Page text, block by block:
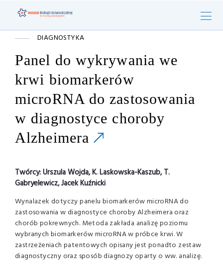
DIAGNOSTYKA
Panel do wykrywania we
krwi biomarkerów
microRNA do zastosowania
w diagnostyce choroby
Alzheimera
Twórcy:Urszula Wojda, K. Laskowska-Kaszub, T.
Gabryelewicz, Jacek Kuźnicki
Wynalazek dotyczy panelu biomarkerów microRNA do
zastosowania w diagnostyce choroby Alzheimera oraz
chorób pokrewnych. Metoda zakłada analizę poziomu
wybranych biomarkerów microRNA w próbce krwi. W
zastrzeżeniach patentowych opisany jest ponadto zestaw
diagnostyczny oraz sposób diagnozy oparty o ww. analizę.